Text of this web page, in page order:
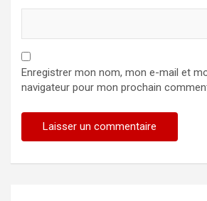
Enregistrer mon nom, mon e-mail et
navigateur pour mon prochain